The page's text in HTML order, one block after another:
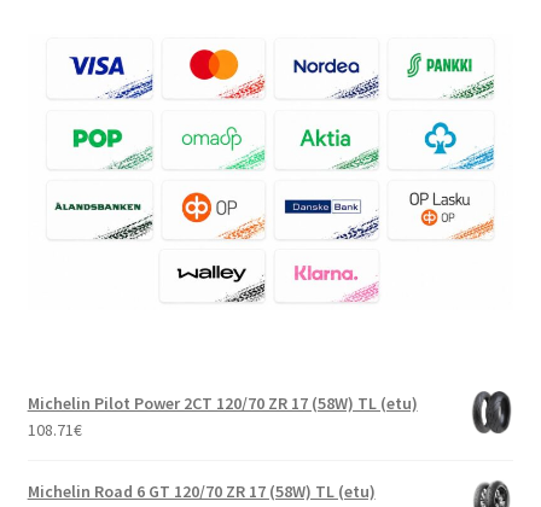
Michelin Pilot Power 2CT 120/70 ZR 17 (58W) TL (etu)
108.71€
Michelin Road 6 GT 120/70 ZR 17 (58W) TL (etu)